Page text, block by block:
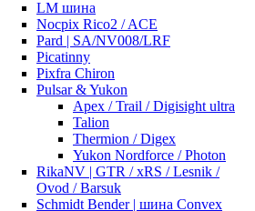
LM шина
Nocpix Rico2 / ACE
Pard | SA/NV008/LRF
Picatinny
Pixfra Chiron
Pulsar & Yukon
Apex / Trail / Digisight ultra
Talion
Thermion / Digex
Yukon Nordforce / Photon
RikaNV | GTR / xRS / Lesnik /
Ovod / Barsuk
Schmidt Bender | шина Convex